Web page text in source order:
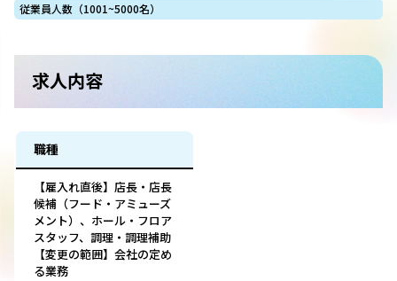
従業員人数（1001~5000名）
求人内容
職種
【雇入れ直後】店長・店長
候補（フード・アミューズ
メント）、ホール・フロア
スタッフ、調理・調理補助
【変更の範囲】会社の定め
る業務